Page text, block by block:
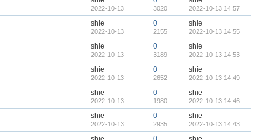
2022-10-13 3020 2022-10-13 14:57
shie
2022-10-13
0
2155
shie
2022-10-13 14:55
shie
2022-10-13
0
3189
shie
2022-10-13 14:53
shie
2022-10-13
0
2652
shie
2022-10-13 14:49
shie
2022-10-13
0
1980
shie
2022-10-13 14:46
shie
2022-10-13
0
2935
shie
2022-10-13 14:43